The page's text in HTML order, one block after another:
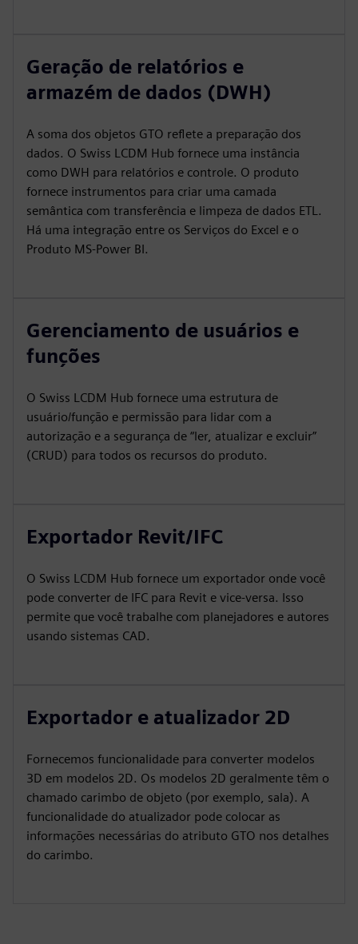
Geração de relatórios e
armazém de dados (DWH)
A soma dos objetos GTO reflete a preparação dos
dados. O Swiss LCDM Hub fornece uma instância
como DWH para relatórios e controle. O produto
fornece instrumentos para criar uma camada
semântica com transferência e limpeza de dados ETL.
Há uma integração entre os Serviços do Excel e o
Produto MS-Power BI.
Gerenciamento de usuários e
funções
O Swiss LCDM Hub fornece uma estrutura de
usuário/função e permissão para lidar com a
autorização e a segurança de “ler, atualizar e excluir”
(CRUD) para todos os recursos do produto.
Exportador Revit/IFC
O Swiss LCDM Hub fornece um exportador onde você
pode converter de IFC para Revit e vice-versa. Isso
permite que você trabalhe com planejadores e autores
usando sistemas CAD.
Exportador e atualizador 2D
Fornecemos funcionalidade para converter modelos
3D em modelos 2D. Os modelos 2D geralmente têm o
chamado carimbo de objeto (por exemplo, sala). A
funcionalidade do atualizador pode colocar as
informações necessárias do atributo GTO nos detalhes
do carimbo.